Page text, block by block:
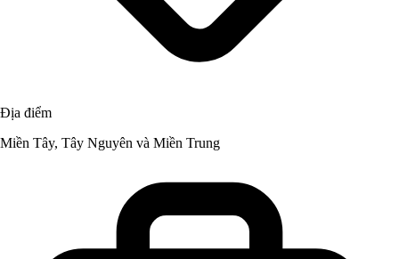
Địa điểm
Miền Tây, Tây Nguyên và Miền Trung